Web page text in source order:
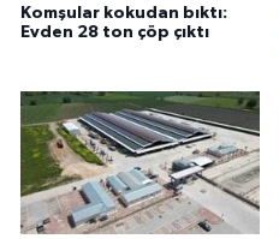
Komşular kokudan bıktı:
Evden 28 ton çöp çıktı